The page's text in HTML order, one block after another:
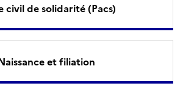
civil de solidarité (Pacs)
et filiation